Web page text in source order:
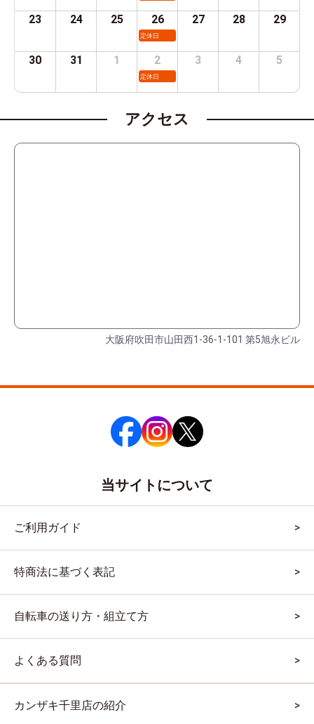
23 24 25 26
定休日
27 28 29
30 31 1 2
定休日
3 4 5
アクセス
大阪府吹田市山田西1-36-1-101 第5旭永ビル
当サイトについて
ご利用ガイド
特商法に基づく表記
自転車の送り方・組立て方
よくある質問
カンザキ千里店の紹介